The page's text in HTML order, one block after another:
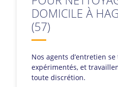
DOMICILE À
(57)
Nos agents d’entretien
expérimentés, et
toute discrétion.